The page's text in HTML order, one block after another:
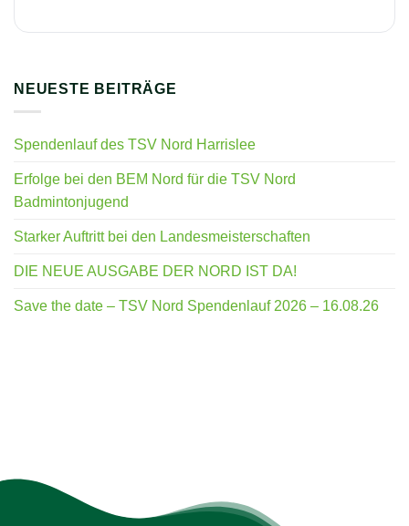
NEUESTE BEITRÄGE
Spendenlauf des TSV Nord Harrislee
Erfolge bei den BEM Nord für die TSV Nord
Badmintonjugend
Starker Auftritt bei den Landesmeisterschaften
DIE NEUE AUSGABE DER NORD IST DA!
Save the date – TSV Nord Spendenlauf 2026 – 16.08.26